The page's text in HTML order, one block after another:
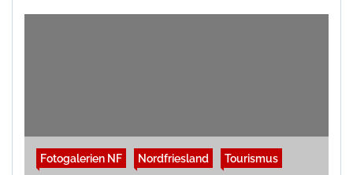
Fotogalerien NF Nordfriesland Tourismus